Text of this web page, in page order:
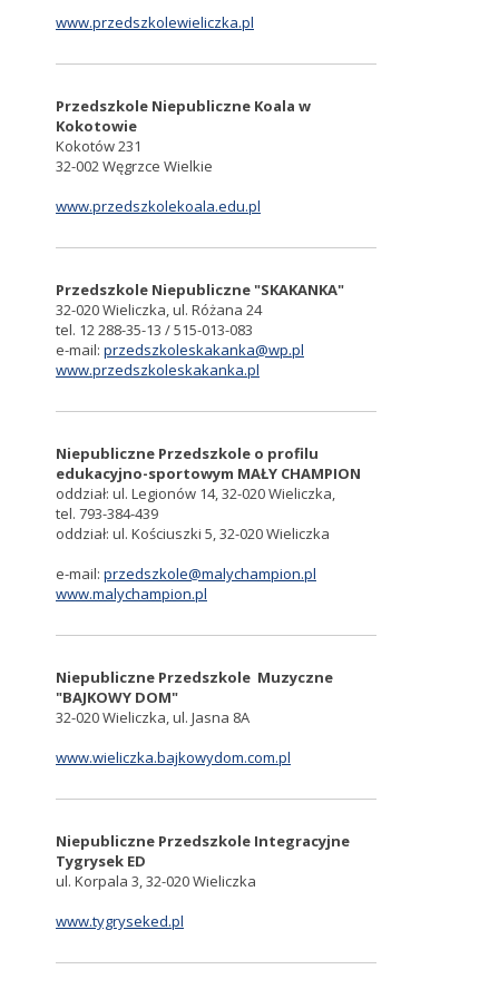
www.przedszkolewieliczka.pl
Przedszkole Niepubliczne Koala w
Kokotowie
Kokotów 231
32-002 Węgrzce Wielkie
www.przedszkolekoala.edu.pl
Przedszkole Niepubliczne "SKAKANKA"
32-020 Wieliczka, ul. Różana 24
tel. 12 288-35-13 / 515-013-083
e-mail: przedszkoleskakanka@wp.pl
www.przedszkoleskakanka.pl
Niepubliczne Przedszkole o profilu
edukacyjno-sportowym MAŁY CHAMPION
oddział: ul. Legionów 14, 32-020 Wieliczka,
tel. 793-384-439
oddział: ul. Kościuszki 5, 32-020 Wieliczka
e-mail: przedszkole@malychampion.pl
www.malychampion.pl
Niepubliczne Przedszkole Muzyczne
"BAJKOWY DOM"
32-020 Wieliczka, ul. Jasna 8A
www.wieliczka.bajkowydom.com.pl
Niepubliczne Przedszkole Integracyjne
Tygrysek ED
ul. Korpala 3, 32-020 Wieliczka
www.tygryseked.pl